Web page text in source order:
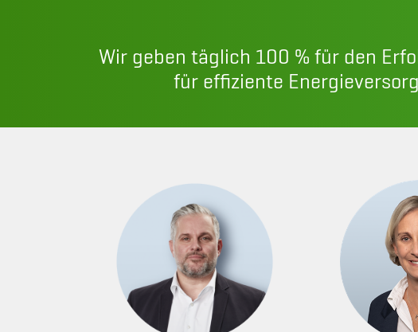
Wir geben täglich 100 % für den
für effiziente